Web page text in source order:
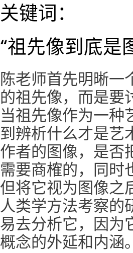
关键词：
“祖先像到底是
陈老师首先明晰一
的祖先像，而是要
当祖先像作为一种
到辨析什么才是艺
作者的图像，是否
需要商榷的，同时
但将它视为图像之
人类学方法考察的
易去分析它，因为
概念的外延和内涵